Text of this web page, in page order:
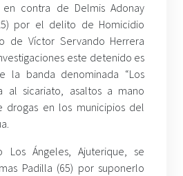
contra de Delmis Adonay
por el delito de Homicidio
de Víctor Servando Herrera
este detenido es
la banda denominada “Los
al sicariato, asaltos a mano
drogas en los municipios del
Los Ángeles, Ajuterique, se
Padilla (65) por suponerlo